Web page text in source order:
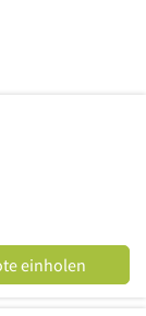
einholen